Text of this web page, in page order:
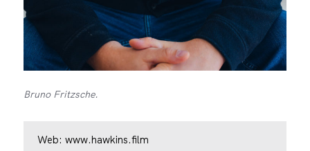
Bruno Fritzsche.
Web: www.hawkins.film